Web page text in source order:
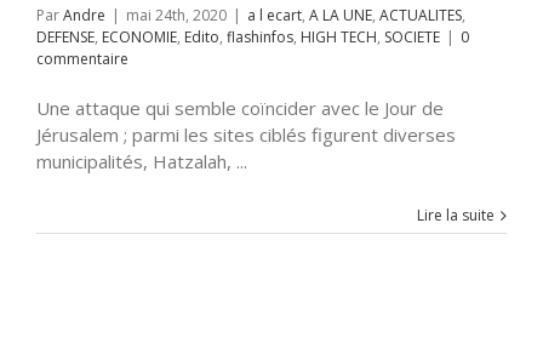
ParAndre | mai 24th, 2020 | a l ecart, A LA UNE, ACTUALITES,
DEFENSE, ECONOMIE, Edito, flashinfos, HIGH TECH, SOCIETE | 0
commentaire
Une attaque qui semble coïncider avec le Jour de
Jérusalem ; parmi les sites ciblés figurent diverses
municipalités, Hatzalah, ...
Lire la suite